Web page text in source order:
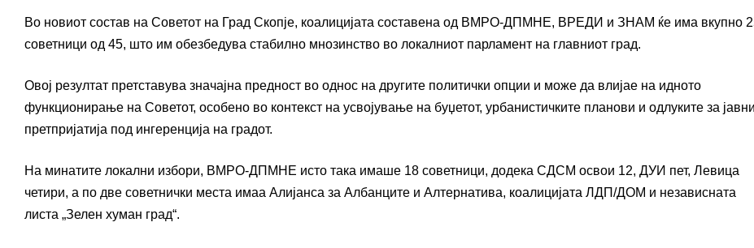
Во новиот состав на Советот на Град Скопје, коалицијата составена од ВМРО-ДПМНЕ, ВРЕДИ и ЗНАМ ќе има вкупно
советници од 45, што им обезбедува стабилно мнозинство во локалниот парламент на главниот град.
Овој резултат претставува значајна предност во однос на другите политички опции и може да влијае на идното
функционирање на Советот, особено во контекст на усвојување на буџетот, урбанистичките планови и одлуките за
претпријатија под ингеренција на градот.
На минатите локални избори, ВМРО-ДПМНЕ исто така имаше 18 советници, додека СДСМ освои 12, ДУИ пет, Левица
четири, а по две советнички места имаа Алијанса за Албанците и Алтернатива, коалицијата ЛДП/ДОМ и независната
листа „Зелен хуман град“.